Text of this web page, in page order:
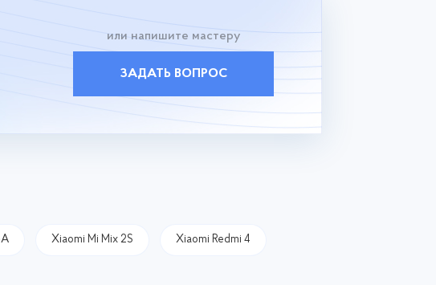
или напишите мастеру
ЗАДАТЬ ВОПРОС
Xiaomi Mi Mix 2S Xiaomi Redmi 4